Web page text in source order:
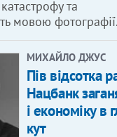
та
мовою фотографії.
МИХАЙЛО ДЖУС
Пів відсотка
Нацбанк
і економіку в
кут